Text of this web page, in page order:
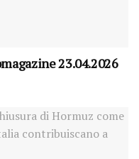
23.04.2026